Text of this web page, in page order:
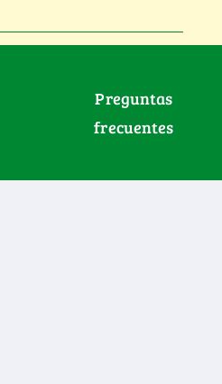
Preguntas
frecuentes